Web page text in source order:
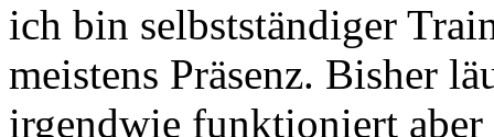
ich bin selbstständiger
meistens Präsenz. Bisher
irgendwie funktioniert aber